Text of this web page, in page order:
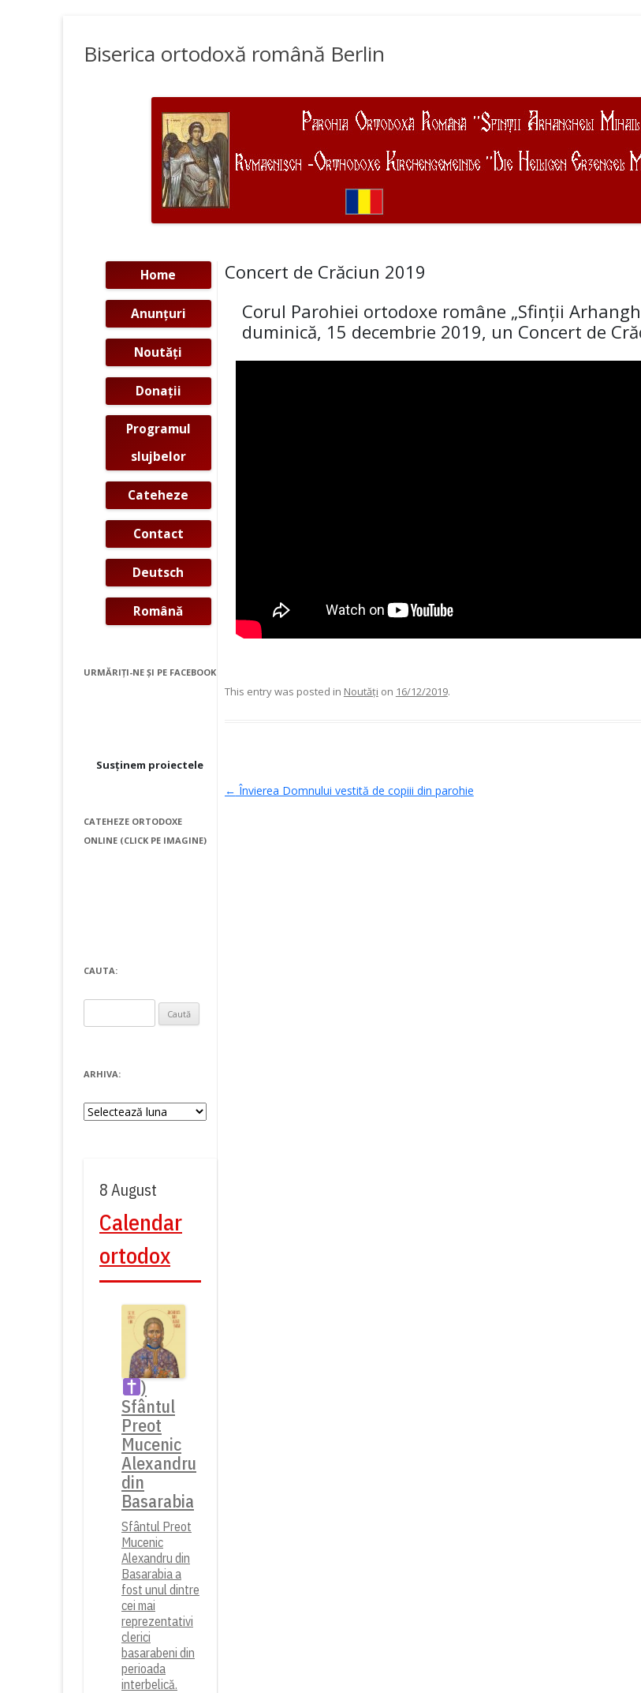
Biserica ortodoxă română Berlin
Concert de Crăciun 2019
Corul Parohiei ortodoxe române „Sfinţii
duminică, 15 decembrie 2019, un Concert de
This entry was posted in Noutăţi on 16/12/2019.
Post navigation
← Învierea Domnului vestită de copiii din parohie
Home
Anunţuri
Noutăţi
Donaţii
Programul
slujbelor
Cateheze
Contact
Deutsch
Română
URMĂRIȚI-NE ŞI PE FACEBOOK
Susținem proiectele
CATEHEZE ORTODOXE
ONLINE (CLICK PE IMAGINE)
CAUTA:
după:
ARHIVA:
Arhiva:
8 August
Calendar
ortodox
)
Sfântul
Preot
Mucenic
Alexandru
din
Basarabia
Sfântul Preot
Mucenic
Alexandru din
Basarabia a
fost unul dintre
cei mai
reprezentativi
clerici
basarabeni din
perioada
interbelică.